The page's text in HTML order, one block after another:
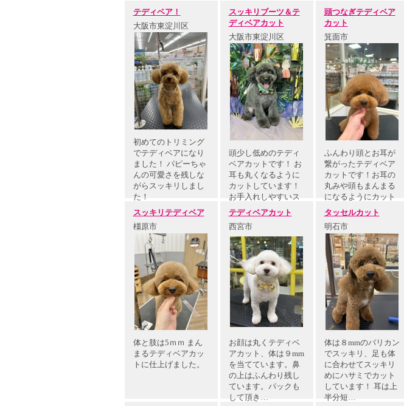
テディベア！
大阪市東淀川区
初めてのトリミング
でテディベアになり
ました！ パピーちゃ
んの可愛さを残しな
がらスッキリしまし
た！
スッキリブーツ＆テ
ディベアカット
大阪市東淀川区
頭少し低めのテディ
ベアカットです！ お
耳も丸くなるように
カットしています！
お手入れしやすいス
ッキ…
頭つなぎテディベア
カット
箕面市
ふんわり頭とお耳が
繋がったテディベア
カットです！お耳の
丸みや頭もまんまる
になるようにカット
しました！
スッキリテディベア
橿原市
体と肢は5ｍｍ まん
まるテディベアカッ
トに仕上げました。
テディベアカット
西宮市
お顔は丸くテディベ
アカット、体は９mm
を当てています。鼻
の上はふんわり残し
ています。パックも
して頂き…
タッセルカット
明石市
体は８mmのバリカン
でスッキリ、足も体
に合わせてスッキリ
めにハサミでカット
しています！ 耳は上
半分短…